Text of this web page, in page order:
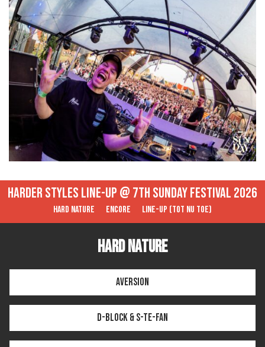
Harder styles line-up @ 7th Sunday Festival 2026
Hard Nature Encore Line-up (tot nu toe)
Hard Nature
Aversion
D-Block & S-te-Fan